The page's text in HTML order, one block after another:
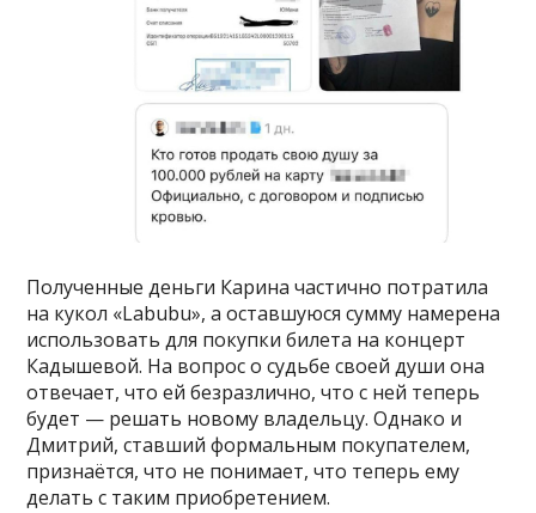
Полученные деньги Карина частично потратила
на кукол «Labubu», а оставшуюся сумму намерена
использовать для покупки билета на концерт
Кадышевой. На вопрос о судьбе своей души она
отвечает, что ей безразлично, что с ней теперь
будет — решать новому владельцу. Однако и
Дмитрий, ставший формальным покупателем,
признаётся, что не понимает, что теперь ему
делать с таким приобретением.